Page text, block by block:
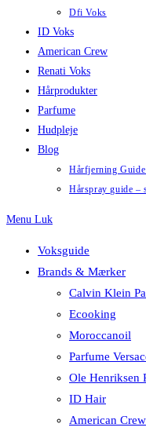
Dfi Voks
ID Voks
American Crew
Renati Voks
Hårprodukter
Parfume
Hudpleje
Blog
Hårfjerning
Hårspray guide –
Menu Luk
Voksguide
Brands & Mærker
Calvin Klein
Ecooking
Moroccanoil
Parfume
Ole Henriksen
ID Hair
American Crew